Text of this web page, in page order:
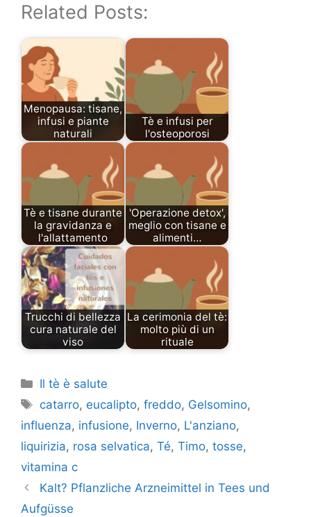
Related Posts:
Menopausa: tisane,
infusi e piante
naturali
Tè e infusi per
l'osteoporosi
Tè e tisane durante
la gravidanza e
l'allattamento
'Operazione detox',
meglio con tisane e
alimenti…
Trucchi di bellezza
cura naturale del
viso
La cerimonia del tè:
molto più di un
rituale
Categories
Il tè è salute
Tags
catarro, eucalipto,freddo, Gelsomino,
influenza, infusione, Inverno, L'anziano,
liquirizia, rosa selvatica, Té, Timo, tosse,
vitamina c
Kalt? Pflanzliche Arzneimittel in Tees und
Aufgüsse